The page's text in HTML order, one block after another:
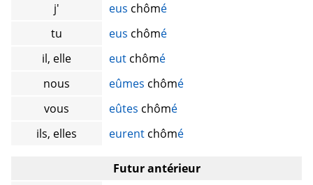
j'
eus chômé
tu
eus chômé
il, elle
eut chômé
nous
eûmes chômé
vous
eûtes chômé
ils, elles
eurent chômé
Futur antérieur